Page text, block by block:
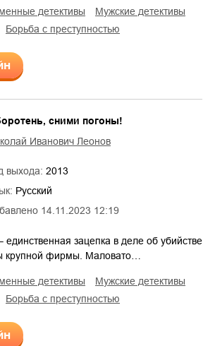
детективы
мужские детективы
борьба с преступностью
14.11.2023 12:19
сними погоны!
Иванович Леонов
выхода: 2013
Русский
единственная зацепка в деле об убийстве
крупной фирмы. Маловато…
детективы
мужские детективы
борьба с преступностью